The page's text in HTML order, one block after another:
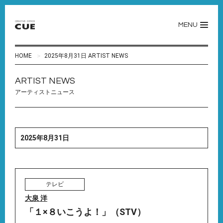
MENU
HOME 2025年8月31日 ARTIST NEWS
ARTIST NEWS
アーティストニュース
2025年8月31日
テレビ
大泉 洋
「１×８いこうよ！」（STV）